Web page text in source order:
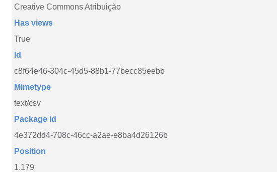
Creative Commons Atribuição
Has views
True
Id
c8f64e46-304c-45d5-88b1-77becc85eebb
Mimetype
text/csv
Package id
4e372dd4-708c-46cc-a2ae-e8ba4d26126b
Position
1.179